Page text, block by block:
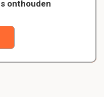
onthouden